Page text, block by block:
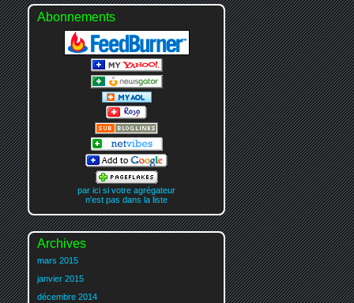
Abonnements
par ici si votre agrégateur
n'est pas dans la liste
Archives
mars 2015
janvier 2015
décembre 2014